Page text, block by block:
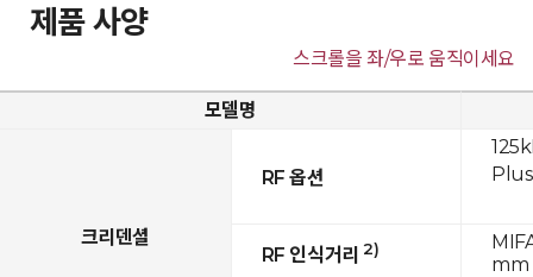
제품 사양
스크롤을 좌/우로 움직이세요
모델명
크리덴셜
RF 옵션
RF 인식거리 2)
mm